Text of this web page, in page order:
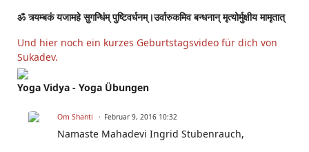
ॐ त्र्यम्बकं यजामहे सुगन्धिंम् पुष्टिवर्धनम्।उर्वारुकमिव बन्धनान् मृत्योर्मुक्षीय मामृतात्
Und hier noch ein kurzes Geburtstagsvideo für dich von
Sukadev.
Yoga Vidya - Yoga Übungen
Om Shanti Februar 9, 2016 10:32
Namaste Mahadevi Ingrid Stubenrauch,